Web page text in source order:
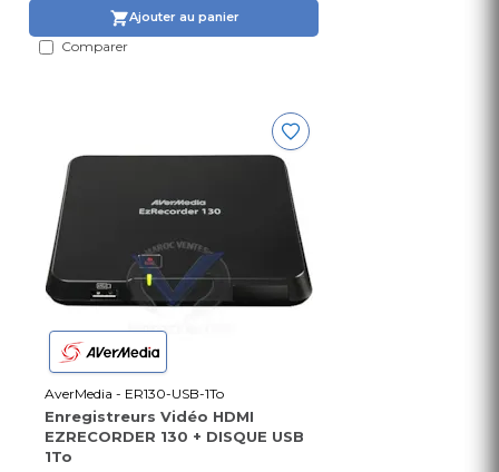
Ajouter au panier
Comparer
AverMedia - ER130-USB-1To
Enregistreurs Vidéo HDMI
EZRECORDER 130 + DISQUE USB
1To